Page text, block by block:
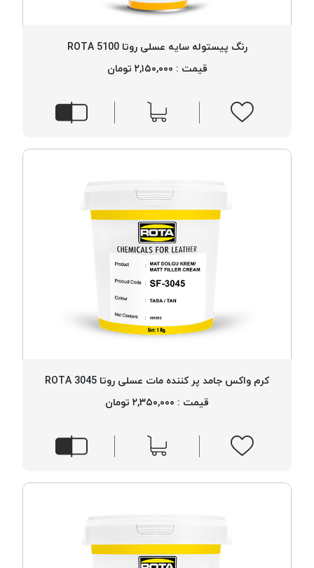
رنگ پیستوله سایه عسلی روتا 5100 ROTA
قیمت : ۲,۱۵۰,۰۰۰ تومان
کرم واکس جامد پر کننده مات عسلی روتا 3045 ROTA
قیمت : ۲,۳۵۰,۰۰۰ تومان